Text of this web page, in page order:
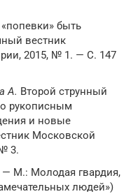
быть
вестник
2015, № 1. — С. 147
А. Второй струнный
рукописным
и новые
Московской
3.
— М.: Молодая гвардия,
людей»)